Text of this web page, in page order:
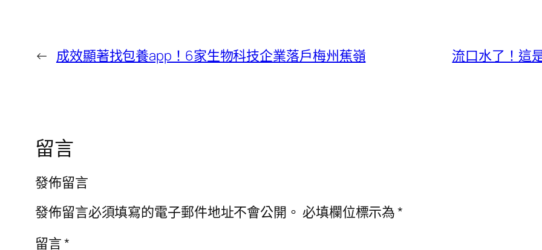
← 成效顯著找包養app！6家生物科技企業落戶梅州蕉嶺 流口水了！這
留言
發佈留言
發佈留言必須填寫的電子郵件地址不會公開。 必填欄位標示為*
留言*